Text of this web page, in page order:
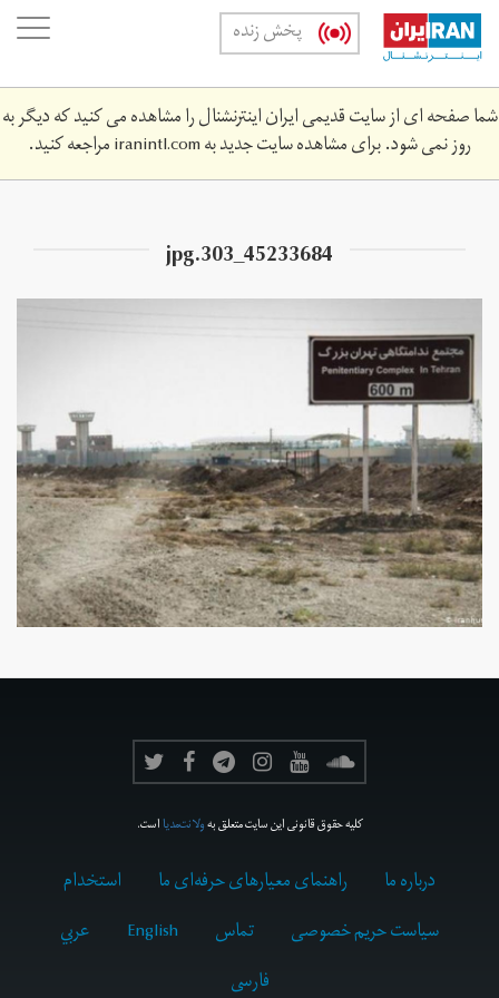
Skip
main
content
پخش زنده
شما صفحه ای از سایت قدیمی ایران اینترنشنال را مشاهده می کنید که دیگر به
روز نمی شود. برای مشاهده سایت جدید بهiranintl.comمراجعه کنید.
45233684_303.jpg
کلیه حقوق قانونی این سایت متعلق بهولانت‌مدیااست.
درباره ما راهنمای معیارهای حرفه‌ای ما
استخدام
سیاست حریم خصوصی
تماس English
عربي
فارسى